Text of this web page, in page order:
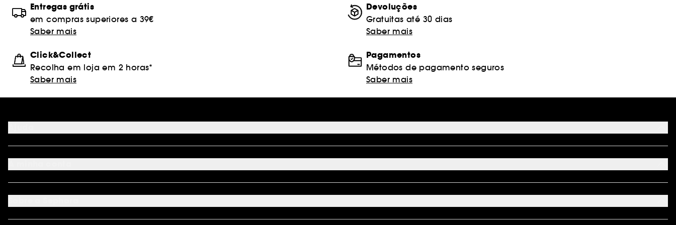
Entregas grátis
em compras superiores a 39€
Saber mais
Devoluções
Gratuitas até 30 dias
Saber mais
Click&Collect
Recolha em loja em 2 horas*
Saber mais
Pagamentos
Métodos de pagamento seguros
Saber mais
FAQ
Métodos de pagamento
Cartão oferta físico
Cartão oferta empresas
Seguir encomenda
Programa de Fidelidade
Juntar Sephora